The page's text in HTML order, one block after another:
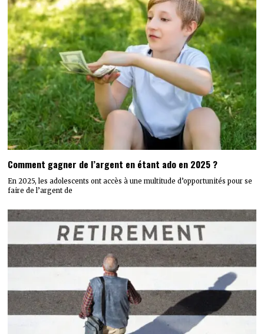
Comment gagner de l’argent en étant ado en 2025 ?
En 2025, les adolescents ont accès à une multitude d’opportunités pour se
faire de l’argent de